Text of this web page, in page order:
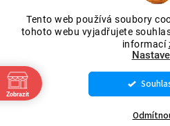
Tento web používá soubory
tohoto webu vyjadřujete
informací
Vytvořil
Copyright 2026 Barvylakydrogerie.
nastavení
Zobrazit